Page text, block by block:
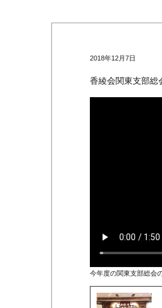
2018年12月7日
香綾会関東支部総
今年度の関東支部総会